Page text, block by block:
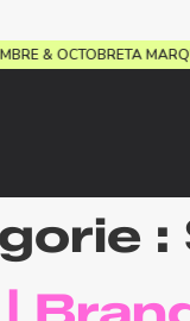
& OCTOBRETA
: